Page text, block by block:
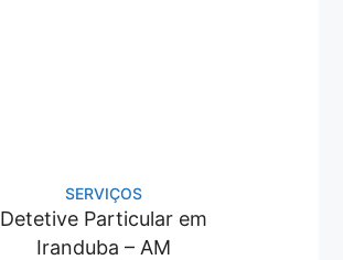
SERVIÇOS
Detetive Particular em
Iranduba – AM